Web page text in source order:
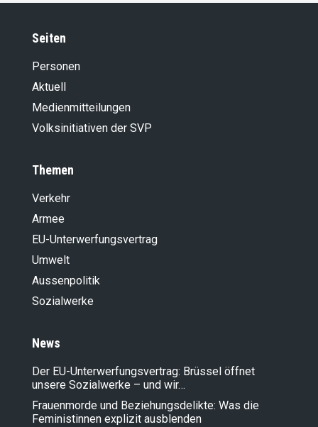
Seiten
Personen
Aktuell
Medienmitteilungen
Volksinitiativen der SVP
Themen
Verkehr
Armee
EU-Unterwerfungsvertrag
Umwelt
Aussenpolitik
Sozialwerke
News
Der EU-Unterwerfungsvertrag: Brüssel öffnet
unsere Sozialwerke – und wir…
Frauenmorde und Beziehungsdelikte: Was die
Feministinnen explizit ausblenden